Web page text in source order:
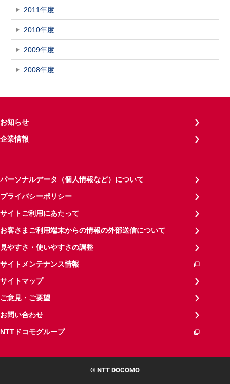
2011年度
2010年度
2009年度
2008年度
お知らせ
企業情報
パーソナルデータ（個人情報など）について
プライバシーポリシー
サイトご利用にあたって
お客さまご利用端末からの情報の外部送信について
見やすさ・使いやすさの調整
サイトメンテナンス情報
サイトマップ
ご意見・ご要望
お問い合わせ
NTTドコモグループ
© NTT DOCOMO